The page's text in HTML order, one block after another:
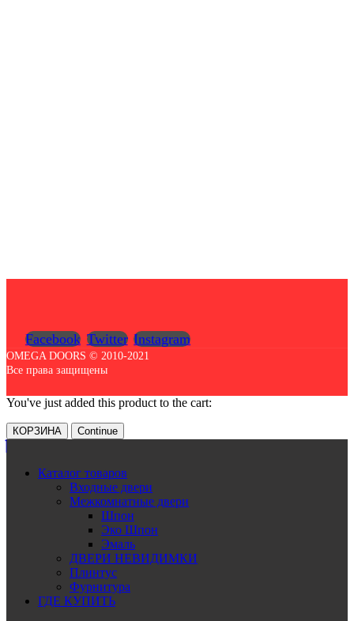
Facebook Twitter Instagram
OMEGA DOORS © 2010-2021
Все права защищены
You've just added this product to the cart:
КОРЗИНА Continue
Каталог товаров
Входные двери
Межкомнатные двери
Шпон
Эко Шпон
Эмаль
ДВЕРИ НЕВИДИМКИ
Плинтус
Фурнитура
ГДЕ КУПИТЬ